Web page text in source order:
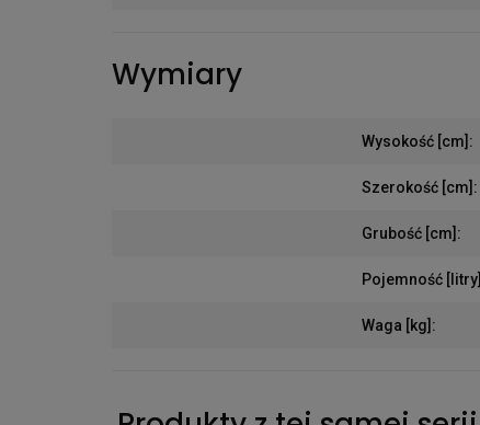
Wymiary
Wysokość [cm] :
Szerokość [cm] :
Grubość [cm] :
Pojemność [litry]
Waga [kg] :